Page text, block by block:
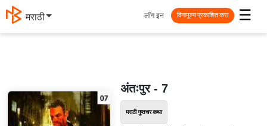
मराठी ☰
लॉग इन विनामूल्य प्रकाशित करा
अंतःपुर - 7
मराठी गुप्तचर कथा